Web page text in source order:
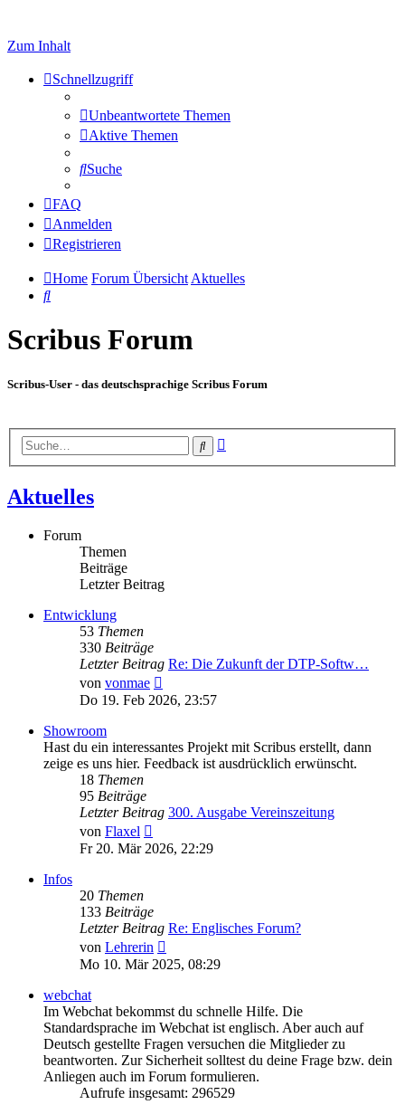
Zum Inhalt
Schnellzugriff
Unbeantwortete Themen
Aktive Themen
Suche
FAQ
Anmelden
Registrieren
Home Forum Übersicht Aktuelles
Suche
Scribus Forum
Scribus-User - das deutschsprachige Scribus Forum
Suche
Aktuelles
Forum
Themen
Beiträge
Letzter Beitrag
Entwicklung
53 Themen
330 Beiträge
Letzter Beitrag Re: Die Zukunft der DTP-Softw…
von vonmae
Beitrag
Do 19. Feb 2026, 23:57
Showroom
Hast du ein interessantes Projekt mit Scribus erstellt, dann
zeige es uns hier. Feedback ist ausdrücklich erwünscht.
18 Themen
95 Beiträge
Letzter Beitrag 300. Ausgabe Vereinszeitung
von Flaxel
Beitrag
Fr 20. Mär 2026, 22:29
Infos
20 Themen
133 Beiträge
Letzter Beitrag Re: Englisches Forum?
von Lehrerin
Beitrag
Mo 10. Mär 2025, 08:29
webchat
Im Webchat bekommst du schnelle Hilfe. Die
Standardsprache im Webchat ist englisch. Aber auch auf
Deutsch gestellte Fragen versuchen die Mitglieder zu
beantworten. Zur Sicherheit solltest du deine Frage bzw. dein
Anliegen auch im Forum formulieren.
Aufrufe insgesamt: 296529